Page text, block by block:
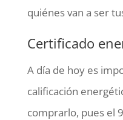
quiénes van a ser
Certificado
A día de hoy es
calificación
comprarlo, pues el